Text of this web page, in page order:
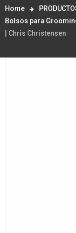
Home
Bolsos para
| Chris Christensen